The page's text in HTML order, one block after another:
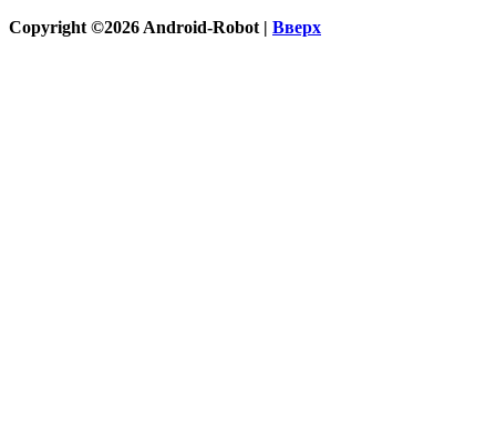
Copyright ©2026 Android-Robot | Вверх